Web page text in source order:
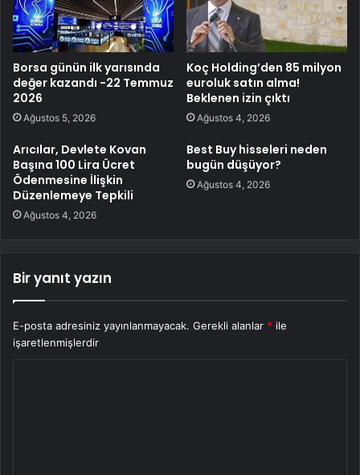
Borsa günün ilk yarısında
değer kazandı -22 Temmuz
2026
Ağustos 5, 2026
Koç Holding’den 85 milyon
euroluk satın alma!
Beklenen izin çıktı
Ağustos 4, 2026
Arıcılar, Devlete Kovan
Başına 100 Lira Ücret
Ödenmesine İlişkin
Düzenlemeye Tepkili
Ağustos 4, 2026
Best Buy hisseleri neden
bugün düşüyor?
Ağustos 4, 2026
Bir yanıt yazın
E-posta adresiniz yayınlanmayacak. Gerekli alanlar * ile
işaretlenmişlerdir